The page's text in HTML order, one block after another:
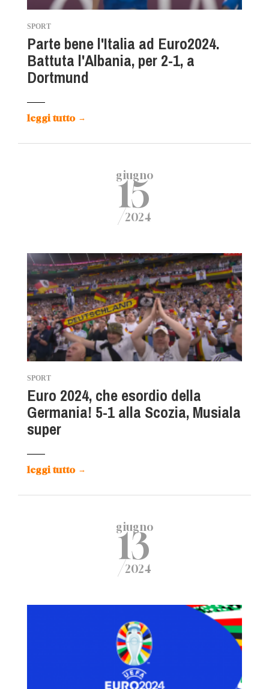
SPORT
Parte bene l'Italia ad Euro2024.
Battuta l'Albania, per 2-1, a
Dortmund
leggi tutto →
giugno
15
/2024
SPORT
Euro 2024, che esordio della
Germania! 5-1 alla Scozia, Musiala
super
leggi tutto →
giugno
13
/2024